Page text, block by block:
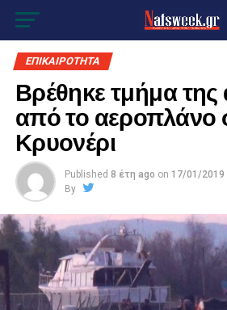
ΕΠΙΚΑΙΡΟΤΗΤΑ
Βρέθηκε τμήμα της
από το αεροπλάνο
Κρυονέρι
Published 8 έτη ago on 17/01/2019
By